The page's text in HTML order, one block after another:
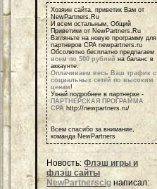
Хозяин сайта, приветик Вам от
NewPartners.Ru
И всем остальным, Общий
Приветики от NewPartners.Ru
Взгляньте на новую программу для
партнеров СРА newpartners.ru
Обсолютно бесплатно предлагаем
всем по 500 рублей на баланс в
аккаунте.
Оплачиваем весь Ваш трафик с
социальных сетей по высоким
ценам!
Узнай подробнее в партнерке -
ПАРТНЕРСКАЯ ПРОГРАММА
СРА http://newpartners.ru/
Всем спасибо за внимание,
команда NewPartners
Новость: Флэш игры и
флэш сайты
NewPartnerscig написал: